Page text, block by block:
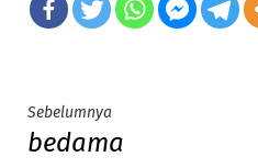
Post
navigation
Sebelumnya
post:
bedama